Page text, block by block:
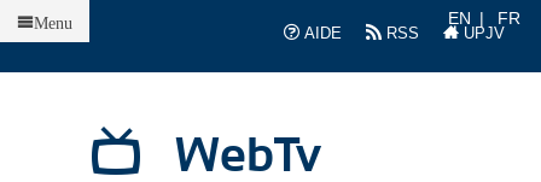
AIDE
RSS UPJV
EN FR
WebTv
Menu